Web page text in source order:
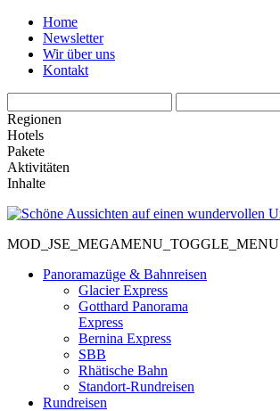
Home
Newsletter
Wir über uns
Kontakt
Regionen
Hotels
Pakete
Aktivitäten
Inhalte
MOD_JSE_MEGAMENU_TOGGLE_MENU
Panoramazüge & Bahnreisen
Glacier Express
Gotthard Panorama
Express
Bernina Express
SBB
Rhätische Bahn
Standort-Rundreisen
Rundreisen